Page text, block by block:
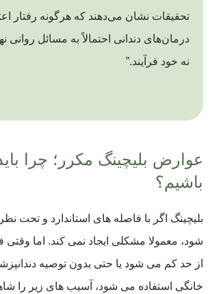
تحقیقات نشان می‌دهند که هرگونه رفتار
درمان‌های دندانی احتمالاً به مسائل روانی
نه خود فرآیند.”
عوارض بلیچینگ مکرر؛ چرا
باشیم؟
بلیچینگ اگر با فاصله‌ های استاندارد و تحت
شود، معمولا مشکلی ایجاد نمی ‌کند. اما
از حد کم می ‌شود یا حتی بدون توصیه
خانگی استفاده می ‌شود، آسیب‌ های زیر را